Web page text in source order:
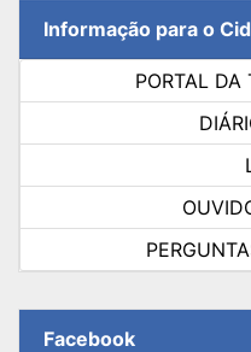
Informação para o
PORTAL DA
Facebook